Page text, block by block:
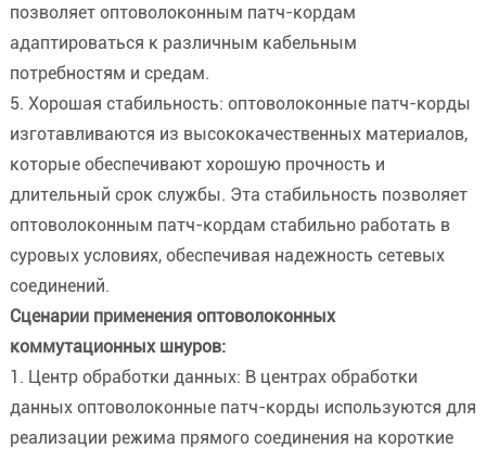
позволяет оптоволоконным патч-кордам
адаптироваться к различным кабельным
потребностям и средам.
5. Хорошая стабильность: оптоволоконные патч-корды
изготавливаются из высококачественных материалов,
которые обеспечивают хорошую прочность и
длительный срок службы. Эта стабильность позволяет
оптоволоконным патч-кордам стабильно работать в
суровых условиях, обеспечивая надежность сетевых
соединений.
Сценарии применения оптоволоконных
коммутационных шнуров:
1. Центр обработки данных: В центрах обработки
данных оптоволоконные патч-корды используются для
реализации режима прямого соединения на короткие